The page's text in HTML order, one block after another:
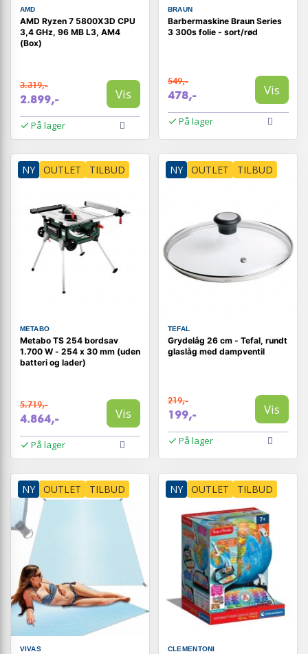
AMD
AMD Ryzen 7 5800X3D CPU
3,4 GHz, 96 MB L3, AM4
(Box)
3.319,-
2.899,- Vis
På lager
BRAUN
Barbermaskine Braun Series
3 300s folie - sort/rød
549,-
478,- Vis
På lager
NY OUTLET TILBUD
METABO
Metabo TS 254 bordsav
1.700 W - 254 x 30 mm (uden
batteri og lader)
5.719,-
4.864,- Vis
På lager
NY OUTLET TILBUD
TEFAL
Grydelåg 26 cm - Tefal, rundt
glaslåg med dampventil
219,-
199,- Vis
På lager
NY OUTLET TILBUD
VIVAS
NY OUTLET TILBUD
CLEMENTONI